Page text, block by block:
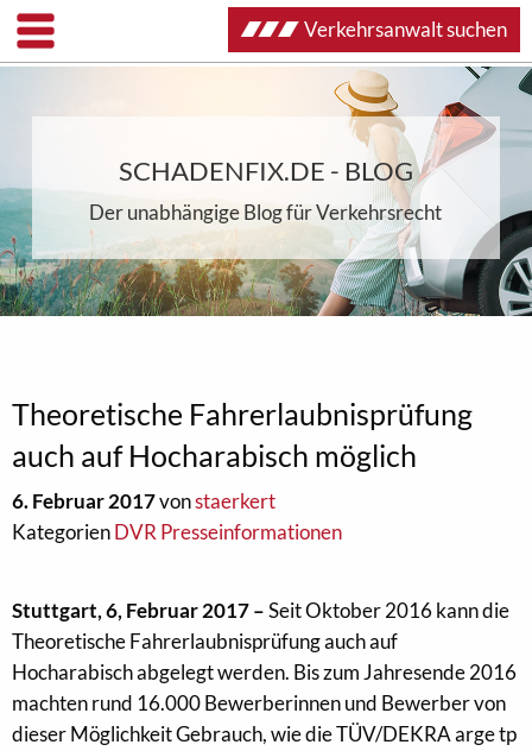
SCHADENFIX.DE - BLOG
Der unabhängige Blog für Verkehrsrecht
Theoretische Fahrerlaubnisprüfung
auch auf Hocharabisch möglich
6. Februar 2017vonstaerkert
KategorienDVR Presseinformationen
Stuttgart, 6, Februar 2017 –Seit Oktober 2016 kann die
Theoretische Fahrerlaubnisprüfung auch auf
Hocharabisch abgelegt werden. Bis zum Jahresende 2016
machten rund 16.000 Bewerberinnen und Bewerber von
dieser Möglichkeit Gebrauch, wie die TÜV/DEKRA arge tp
Verkehrsanwalt suchen